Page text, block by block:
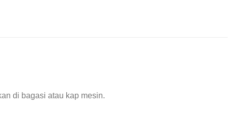
di bagasi atau kap mesin.